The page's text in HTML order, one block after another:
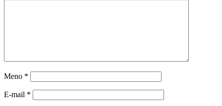
Meno *
E-mail *